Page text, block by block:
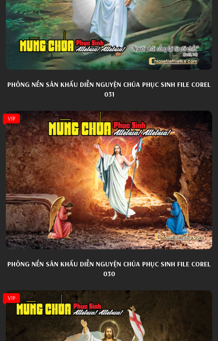
PHÔNG NỀN SÂN KHẤU DIỄN NGUYỆN CHÚA PHỤC SINH FILE COREL
031
VIP
PHÔNG NỀN SÂN KHẤU DIỄN NGUYỆN CHÚA PHỤC SINH FILE COREL
030
VIP